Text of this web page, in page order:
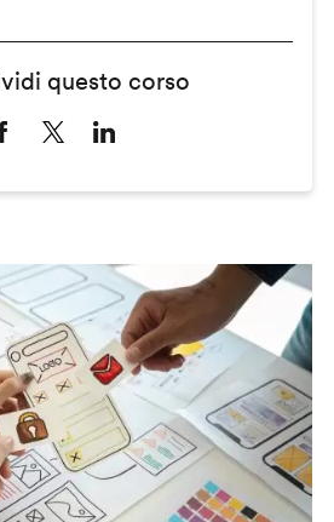
questo corso